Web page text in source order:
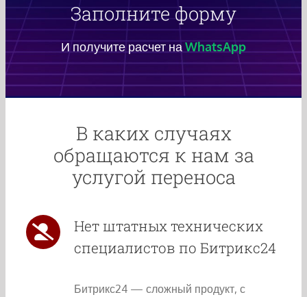
Заполните форму
И получите расчет наWhatsApp
В каких случаях
обращаются к нам за
услугой переноса
Нет штатных технических
специалистов по Битрикс24
Битрикс24 — сложный продукт, с